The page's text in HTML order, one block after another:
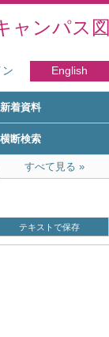
ャンパス
ン English
新着資料
横断検索
すべて見る
テキストで保存